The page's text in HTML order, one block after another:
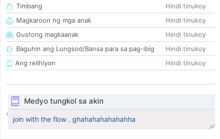
Timbang
Hindi tinukoy
Magkaroon ng mga anak
Hindi tinukoy
Gustong magkaanak
Hindi tinukoy
Baguhin ang Lungsod/Bansa para sa pag-ibig
Hindi tinukoy
Ang relihiyon
Hindi tinukoy
Medyo tungkol sa akin
join with the flow . ghahahahahahahha